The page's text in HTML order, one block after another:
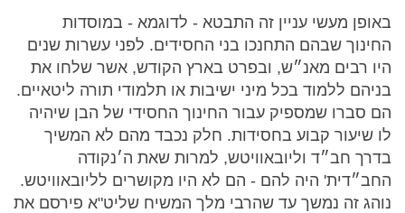
באופן מעשי עניין זה התבטא - לדוגמא - במוסדות
החינוך שבהם התחנכו בני החסידים. לפני עשרות שנים
היו רבים מאנ״ש, ובפרט בארץ הקודש, אשר שלחו את
בניהם ללמוד בכל מיני ישיבות או תלמודי תורה ליטאיים.
הם סברו שמספיק עבור החינוך החסידי של הבן שיהיה
לו שיעור קבוע בחסידות. חלק נכבד מהם לא המשיך
בדרך חב״ד וליובאוויטש, למרות שאת ה׳נקודה
החב״דית' היה להם - הם לא היו מקושרים לליובאוויטש.
נוהג זה נמשך עד שהרבי מלך המשיח שליט"א פירסם את